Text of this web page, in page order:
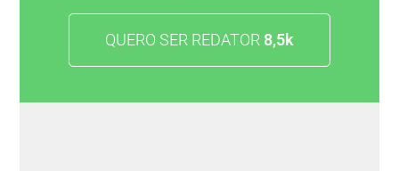
QUERO SER REDATOR 8,5k